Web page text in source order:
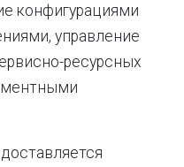
конфигурациями
управление
ресурсных